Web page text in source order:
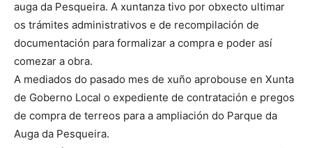
auga da Pesqueira. A xuntanza tivo por obxecto ultimar
os trámites administrativos e de recompilación de
documentación para formalizar a compra e poder así
comezar a obra.
A mediados do pasado mes de xuño aprobouse en Xunta
de Goberno Local o expediente de contratación e pregos
de compra de terreos para a ampliación do Parque da
Auga da Pesqueira.